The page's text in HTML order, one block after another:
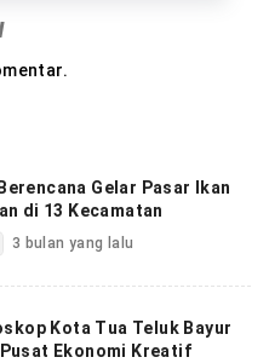
Gelar Pasar Ikan
di 13 Kecamatan
3 bulan yang lalu
Kota Tua Teluk Bayur
Ekonomi Kreatif